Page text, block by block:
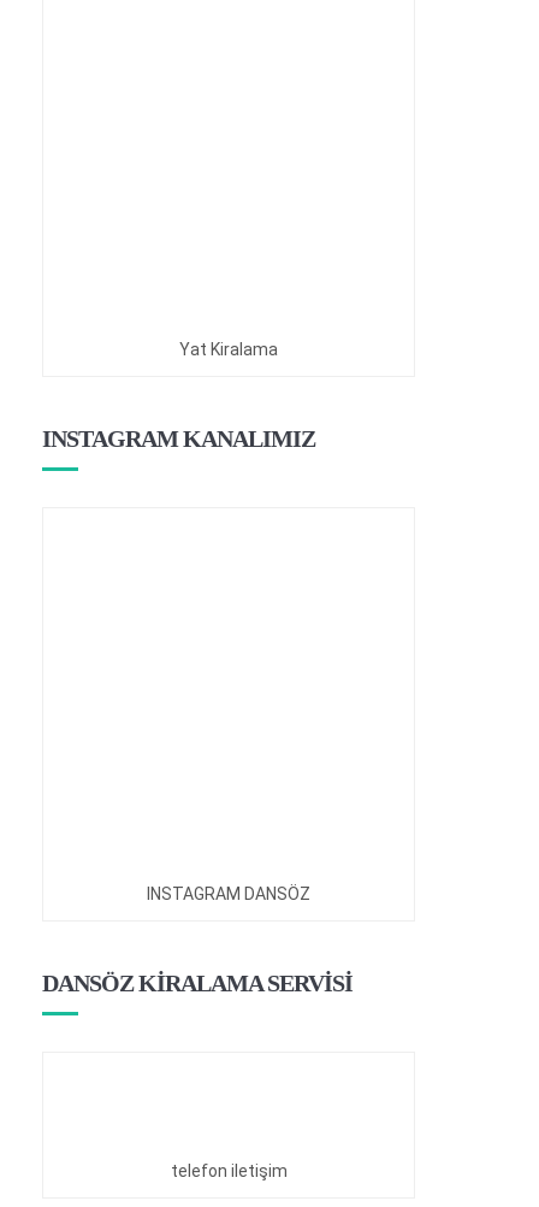
Yat Kiralama
INSTAGRAM KANALIMIZ
INSTAGRAM DANSÖZ
DANSÖZ KİRALAMA SERVİSİ
telefon iletişim